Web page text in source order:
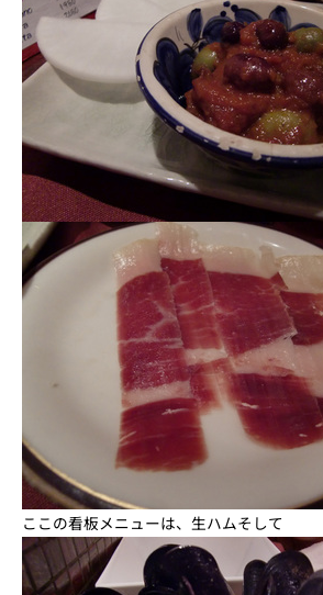
ここの看板メニューは、生ハムそして